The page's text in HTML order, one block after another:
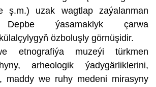
ş.m.) uzak wagtlap zaýalanman
Depbe ýasamaklyk çarwa
özboluşly görnüşidir.
etnografiýa muzeýi türkmen
arheologik ýadygärliklerini,
maddy we ruhy medeni mirasyny